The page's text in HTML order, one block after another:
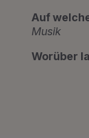
Auf
Musik
Worüber